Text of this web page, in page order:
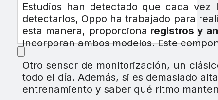
Estudios han detectado que cada
detectarlos, Oppo ha trabajado para
esta manera, proporciona registros y
incorporan ambos modelos. Este
Otro sensor de monitorización, un
todo el día. Además, si es demasiado
entrenamiento y saber qué ritmo